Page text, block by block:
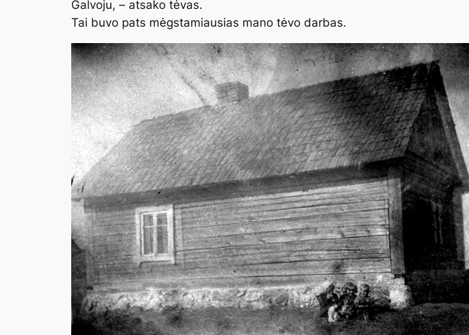
Galvoju, – atsako tėvas.
Tai buvo pats mėgstamiausias mano tėvo darbas.